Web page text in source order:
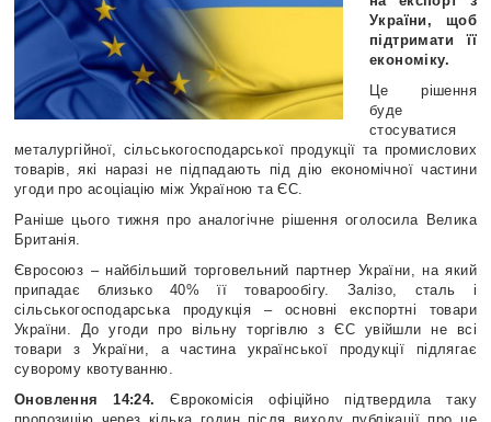
України, щоб
підтримати її
економіку.
Це рішення
буде
стосуватися
металургійної, сільськогосподарської продукції та промислових
товарів, які наразі не підпадають під дію економічної частини
угоди про асоціацію між Україною та ЄС.
Раніше цього тижня про аналогічне рішення оголосила Велика
Британія.
Євросоюз – найбільший торговельний партнер України, на який
припадає близько 40% її товарообігу. Залізо, сталь і
сільськогосподарська продукція – основні експортні товари
України. До угоди про вільну торгівлю з ЄС увійшли не всі
товари з України, а частина української продукції підлягає
суворому квотуванню.
Оновлення 14:24.
Єврокомісія офіційно підтвердила таку